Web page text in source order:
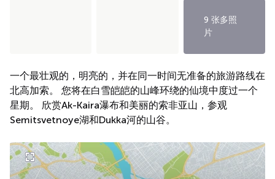
9 张多照
片
一个最壮观的，明亮的，并在同一时间无准备的旅游路线在
北高加索。 您将在白雪皑皑的山峰环绕的仙境中度过一个
星期。 欣赏Ak-Kaira瀑布和美丽的索非亚山，参观
Semitsvetnoye湖和Dukka河的山谷。